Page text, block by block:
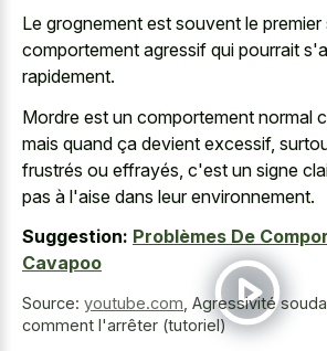
Le grognement est souvent le
comportement agressif qui pourrait
rapidement.
Mordre est un comportement normal
mais quand ça devient excessif,
frustrés ou effrayés, c'est un signe
pas à l'aise dans leur environnement.
Suggestion: Problèmes De
Cavapoo
Source: youtube.com Agressivité
comment l'arrêter (tutoriel)